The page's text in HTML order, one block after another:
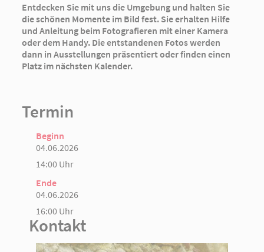
Entdecken Sie mit uns die Umgebung und halten Sie
die schönen Momente im Bild fest. Sie erhalten Hilfe
und Anleitung beim Fotografieren mit einer Kamera
oder dem Handy. Die entstandenen Fotos werden
dann in Ausstellungen präsentiert oder finden einen
Platz im nächsten Kalender.
Termin
Beginn
04.06.2026
14:00 Uhr
Ende
04.06.2026
16:00 Uhr
Kontakt